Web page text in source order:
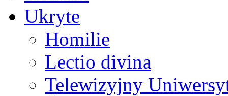
Ukryte
Homilie
Lectio divina
Telewizyjny